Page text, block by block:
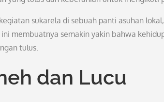
sukarela di sebuah panti asuhan
membuatnya semakin yakin bahwa
tulus.
dan Lucu